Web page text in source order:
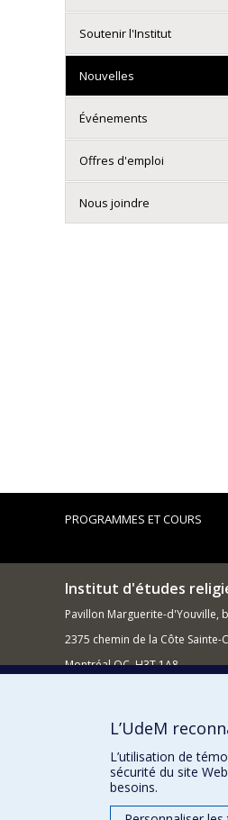
Soutenir l'Institut
Nouvelles
Événements
Offres d'emploi
Nous joindre
PROGRAMMES ET COURS
Institut d'études
Pavillon Marguerite-d'Youville,
2375 chemin de la Côte Sainte-
Montréal QC H3T 1A8
L’UdeM
L’utilisation de
sécurité du site
besoins.